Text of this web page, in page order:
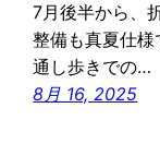
7月後半から、
整備も真夏仕
通し歩きでの…
8月 16, 2025